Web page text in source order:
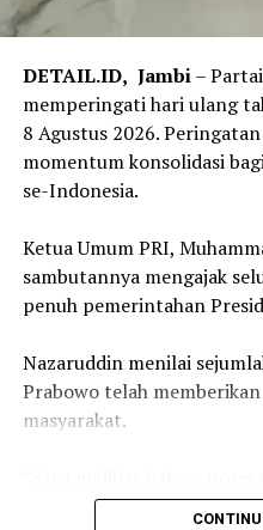
Oleh karena itu, Menteri
para kepala daerah untuk
melalui integrasi data
(NIB) atau Nomor Induk
Objek Pajak (NOP).
mampu menyinkronkan
tanah sehingga penetapan
“Peralihan Hak itu saat
nama, saat ini juga lama.
salah satunya verifikasi
saya butuh NOP sama
supaya verifikasi BPHTB
aturan main, verifikasi
Sebagai Gubernur NTT,
DETAIL.ID, Jambi–
memperingati hari ulang
8 Agustus 2026.
momentum konsolidasi
se-Indonesia.
‎Ketua Umum PRI,
sambutannya mengajak
penuh pemerintahan
‎Nazaruddin menilai
Prabowo telah
masyarakat.
Prabowo Subianto